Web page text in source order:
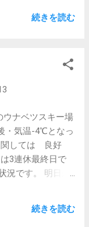
には、黙ってい
から眺める、オ
なるのでは？ も
？
予
デ-）
続きを読む
ウナベツスキー場
・気温-4℃となっ
関しては 良好
3連休最終日で
況です。 明日か
って下さい。
続きを読む